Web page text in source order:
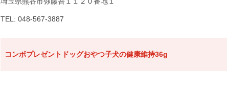
TEL: 048-567-3887
コンボプレゼントドッグおやつ子犬の健康維持36g